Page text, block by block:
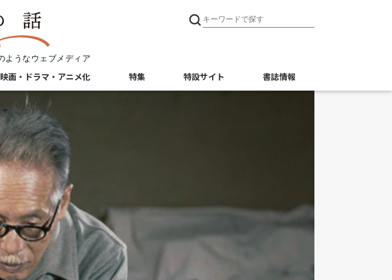
ようなウェブメディア
映画・ドラマ・アニメ化 特集 特設サイト 書誌情報